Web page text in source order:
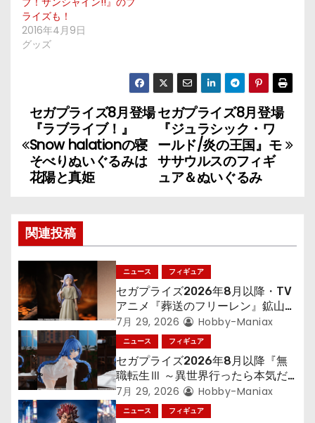
ライズも！
2016年4月9日
グッズ
投
稿
ナ
ゲ
ー
シ
ョ
ン
セガプライズ8月登場
『ジュラシック・ワ
ールド/炎の王国』モ
ササウルスのフィギ
ュア＆ぬいぐるみ
セガプライズ8月登場
『ラブライブ！』
Snow halationの寝
そべりぬいぐるみは
花陽と真姫
関連投稿
ニュース フィギュア
セガプライズ2026年8月以降・TV
アニメ『葬送のフリーレン』鉱山で
300年働くことになっっちゃった
「フリーレン」を立体化！
7月 29, 2026 Hobby-Maniax
ニュース フィギュア
セガプライズ2026年8月以降『無
職転生Ⅲ ～異世界行ったら本気だ
す～』から「ロキシー」のフィギュ
アが登場！
7月 29, 2026 Hobby-Maniax
ニュース フィギュア